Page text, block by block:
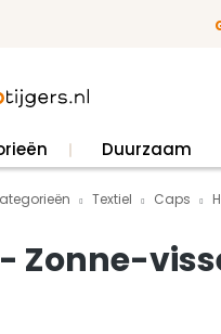
Duurzaam
Textiel Caps
- Zonne-